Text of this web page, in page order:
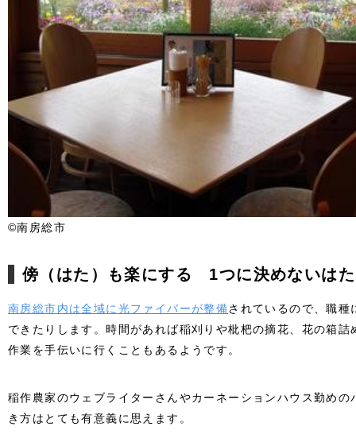
©南房総市
傍（はた）も楽にする 1つに決めないは
南房総市内は全域に光ファイバーが整備されているので、職種
できたりします。時間があれば稲刈りや枇杷の摘花、花の箱
作業を手伝いに行くこともあるようです。
稲作農家のウェブライターさんやカーネーションハウス勤め
き方はとても有意義に思えます。